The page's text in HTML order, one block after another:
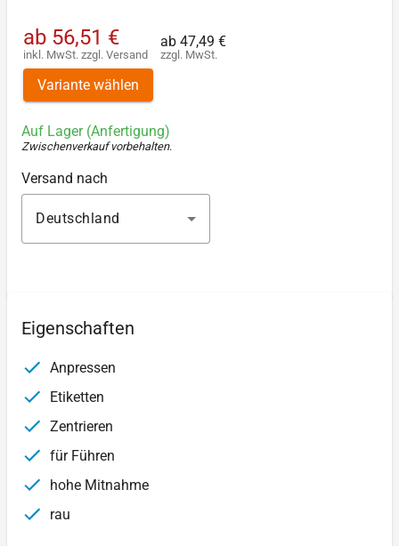
ab 56,51 €
inkl. MwSt. zzgl. Versand
ab 47,49 €
zzgl. MwSt.
Variante wählen
Auf Lager (Anfertigung)
Zwischenverkauf vorbehalten.
Versand nach
Deutschland
Eigenschaften
Anpressen
Etiketten
Zentrieren
für Führen
hohe Mitnahme
rau